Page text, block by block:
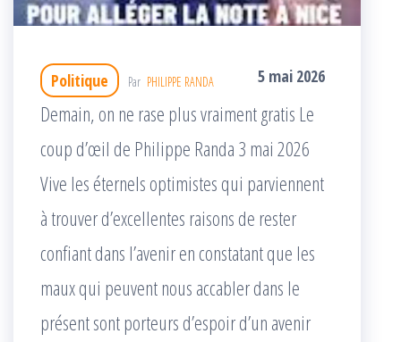
Politique 5 mai 2026
Par PHILIPPE RANDA
Demain, on ne rase plus vraiment gratis Le
coup d’œil de Philippe Randa 3 mai 2026
Vive les éternels optimistes qui parviennent
à trouver d’excellentes raisons de rester
confiant dans l’avenir en constatant que les
maux qui peuvent nous accabler dans le
présent sont porteurs d’espoir d’un avenir